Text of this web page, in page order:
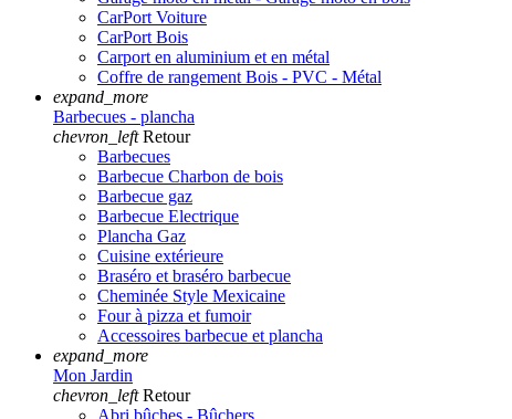
CarPort Voiture
CarPort Bois
Carport en aluminium et en métal
Coffre de rangement Bois - PVC - Métal
expand_more
Barbecues - plancha
chevron_left Retour
Barbecues
Barbecue Charbon de bois
Barbecue gaz
Barbecue Electrique
Plancha Gaz
Cuisine extérieure
Braséro et braséro barbecue
Cheminée Style Mexicaine
Four à pizza et fumoir
Accessoires barbecue et plancha
expand_more
Mon Jardin
chevron_left Retour
Abri bûches - Bûchers